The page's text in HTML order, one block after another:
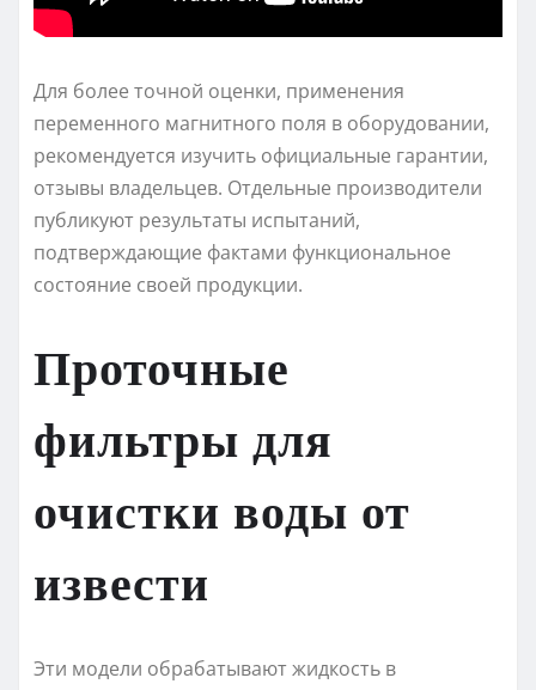
Для более точной оценки, применения
переменного магнитного поля в оборудовании,
рекомендуется изучить официальные гарантии,
отзывы владельцев. Отдельные производители
публикуют результаты испытаний,
подтверждающие фактами функциональное
состояние своей продукции.
Проточные
фильтры для
очистки воды от
извести
Эти модели обрабатывают жидкость в